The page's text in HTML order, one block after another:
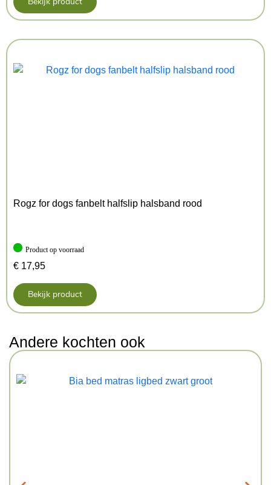
Rogz for dogs fanbelt halfslip halsband rood
Product op voorraad
€ 17,95
Bekijk product
Andere kochten ook